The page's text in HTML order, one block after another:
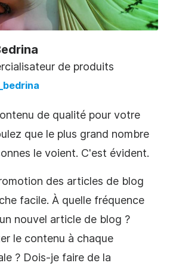
de produits
de qualité pour votre
que le plus grand nombre
le voient. C'est évident.
des articles de blog
facile. À quelle fréquence
nouvel article de blog ?
le contenu à chaque
? Dois-je faire de la